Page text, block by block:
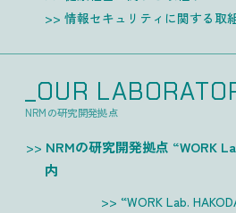
情報セキュリティに関する取
_OUR
NRMの研究開発拠点
NRMの研究開発拠点 “WORK
内
“WORK Lab.